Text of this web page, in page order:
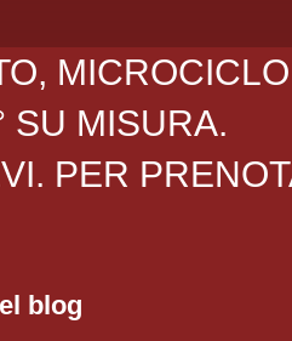
MICROCICLO
SU MISURA.
PER
blog